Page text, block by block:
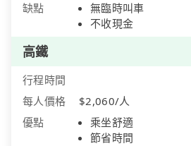
缺點
無臨時叫車
不收現金
高鐵
行程時間
每人價格
$2,060/人
優點
乘坐舒適
節省時間